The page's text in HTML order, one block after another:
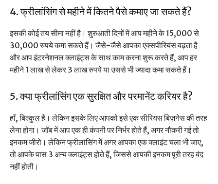
4. फ्रीलांसिंग से महीने में कितने पैसे कमाए जा सकते हैं?
इसकी कोई तय सीमा नहीं है। शुरुआती दिनों में आप महीने के 15,000 से
30,000 रुपये कमा सकते हैं। जैसे-जैसे आपका एक्सपीरियंस बढ़ता है
और आप इंटरनेशनल क्लाइंट्स के साथ काम करना शुरू करते हैं, आप हर
महीने 1 लाख से लेकर 3 लाख रुपये या उससे भी ज्यादा कमा सकते हैं।
5. क्या फ्रीलांसिंग एक सुरक्षित और परमानेंट करियर है?
हाँ, बिल्कुल है। लेकिन इसके लिए आपको इसे एक सीरियस बिज़नेस की तरह
लेना होगा। जॉब में आप एक ही कंपनी पर निर्भर होते हैं, अगर नौकरी गई तो
इनकम जीरो। लेकिन फ्रीलांसिंग में अगर आपका एक क्लाइंट चला भी जाए,
तो आपके पास 3 अन्य क्लाइंट्स होते हैं, जिससे आपकी इनकम पूरी तरह बंद
नहीं होती।